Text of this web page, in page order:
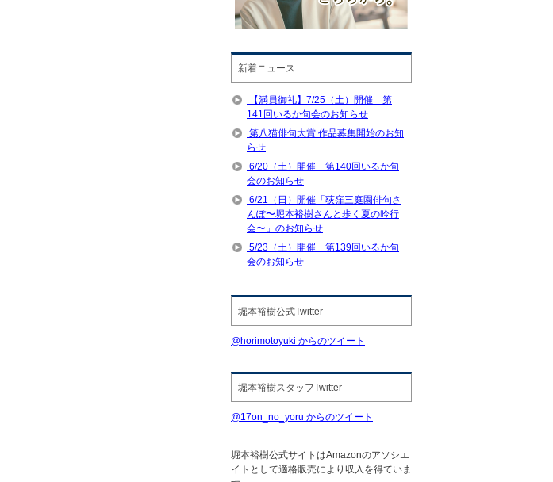
新着ニュース
【満員御礼】7/25（土）開催 第
141回いるか句会のお知らせ
第八猫俳句大賞 作品募集開始のお知
らせ
6/20（土）開催 第140回いるか句
会のお知らせ
6/21（日）開催「荻窪三庭園俳句さ
んぽ〜堀本裕樹さんと歩く夏の吟行
会〜」のお知らせ
5/23（土）開催 第139回いるか句
会のお知らせ
堀本裕樹公式Twitter
@horimotoyuki からのツイート
堀本裕樹スタッフTwitter
@17on_no_yoru からのツイート
堀本裕樹公式サイトはAmazonのアソシエ
イトとして適格販売により収入を得ていま